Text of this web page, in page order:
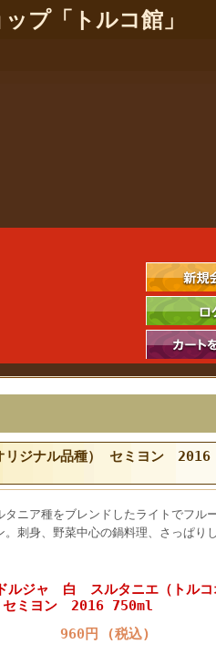
プ「トルコ館」
リジナル品種） セミヨン
ニア種をブレンドしたライトでフル
刺身、野菜中心の鍋料理、さっぱり
ルジャ 白 スルタニエ（トルコ
セミヨン 2016 750ml
960円 (税込)